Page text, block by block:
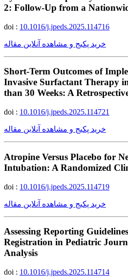
2: Follow-Up from a
doi : 10.1016/j.jpeds.2025.114716
خرید پکیج و مشاهده آنلاین مقاله
Short-Term Outcomes of
Invasive Surfactant Therapy
than 30 Weeks: A
doi : 10.1016/j.jpeds.2025.114721
خرید پکیج و مشاهده آنلاین مقاله
Atropine Versus Placebo for
Intubation: A Randomized
doi : 10.1016/j.jpeds.2025.114719
خرید پکیج و مشاهده آنلاین مقاله
Assessing Reporting
Registration in Pediatric
Analysis
doi : 10.1016/j.jpeds.2025.114714